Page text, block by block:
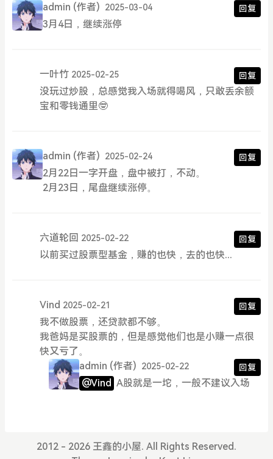
admin (作者) 2025-03-04 回复
3月4日，继续涨停
一叶竹 2025-02-25 回复
没玩过炒股，总感觉我入场就得喝风，只敢丢余额
宝和零钱通里🤓
admin (作者) 2025-02-24 回复
2月22日一字开盘，盘中被打，不动。
2月23日，尾盘继续涨停。
六道轮回 2025-02-22 回复
以前买过股票型基金，赚的也快，去的也快...
Vind 2025-02-21 回复
我不做股票，还贷款都不够。
我爸妈是买股票的，但是感觉他们也是小赚一点很
快又亏了。
admin (作者) 2025-02-22 回复
@Vind A股就是一坨，一般不建议入场
2012 - 2026 王鑫的小屋. All Rights Reserved.